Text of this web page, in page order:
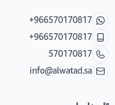
+966570170817
+966570170817
570170817
info@alwatad.sa